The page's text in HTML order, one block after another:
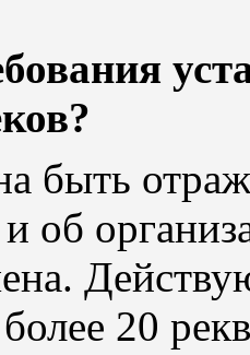
быть
об
20